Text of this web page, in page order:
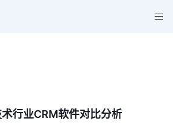
行业CRM软件对比分析